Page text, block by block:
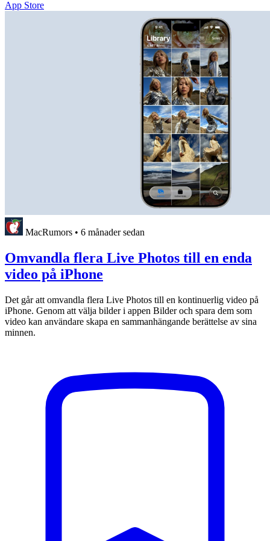
App Store
MacRumors • 6 månader sedan
Omvandla flera Live Photos till en enda
video på iPhone
Det går att omvandla flera Live Photos till en kontinuerlig video på
iPhone. Genom att välja bilder i appen Bilder och spara dem som
video kan användare skapa en sammanhängande berättelse av sina
minnen.